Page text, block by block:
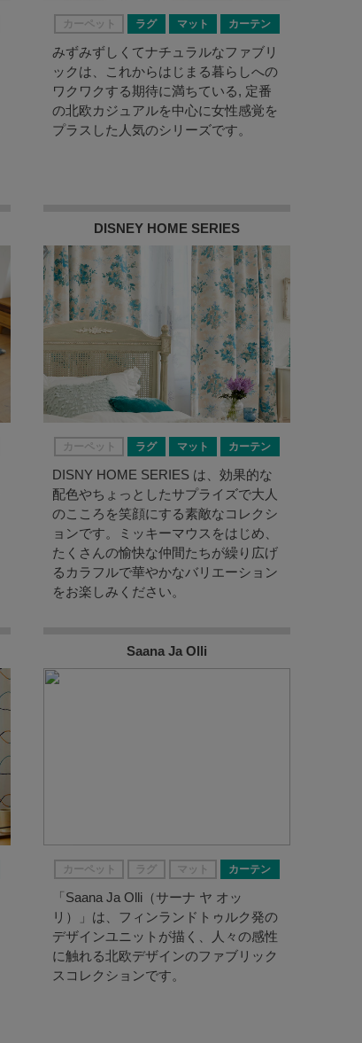
カーペット ラグ マット カーテン
みずみずしくてナチュラルなファブリ
ックは、これからはじまる暮らしへの
ワクワクする期待に満ちている, 定番
の北欧カジュアルを中心に女性感覚を
プラスした人気のシリーズです。
DISNEY HOME SERIES
カーペット ラグ マット カーテン
DISNY HOME SERIES は、効果的な
配色やちょっとしたサプライズで大人
のこころを笑顔にする素敵なコレクシ
ョンです。ミッキーマウスをはじめ、
たくさんの愉快な仲間たちが繰り広げ
るカラフルで華やかなバリエーション
をお楽しみください。
Saana Ja Olli
カーペット ラグ マット カーテン
「Saana Ja Olli（サーナ ヤ オッ
リ）」は、フィンランドトゥルク発の
デザインユニットが描く、人々の感性
に触れる北欧デザインのファブリック
スコレクションです。